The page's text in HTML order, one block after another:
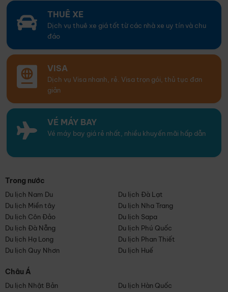
THUÊ XE
Dịch vụ thuê xe giá tốt từ các nhà xe uy tín và chu
đáo
VISA
Dịch vụ Visa nhanh, rẻ. Visa trọn gói, thủ tục đơn
giản
VÉ MÁY BAY
Vé máy bay giá rẻ nhất, nhiều khuyến mãi hấp dẫn
Trong nước
Du lịch Nam Du
Du lịch Đà Lạt
Du lịch Miền tây
Du lịch Nha Trang
Du lịch Côn Đảo
Du lịch Sapa
Du lịch Đà Nẵng
Du lịch Phú Quốc
Du lịch Hạ Long
Du lịch Phan Thiết
Du lịch Quy Nhơn
Du lịch Huế
Châu Á
Du lịch Nhật Bản
Du lịch Hàn Quốc